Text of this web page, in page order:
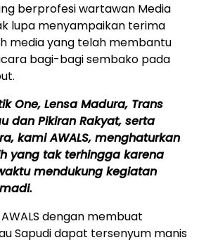
berprofesi wartawan Media
lupa menyampaikan terima
media yang telah membantu
bagi-bagi sembako pada
One, Lensa Madura, Trans
dan Pikiran Rakyat, serta
kami AWALS, menghaturkan
yang tak terhingga karena
mendukung kegiatan
dengan membuat
Sapudi dapat tersenyum manis